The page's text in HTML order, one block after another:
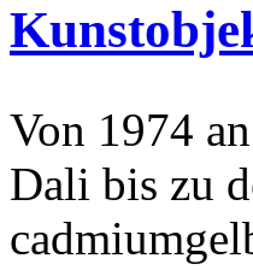
Von 1974
Dali bis zu